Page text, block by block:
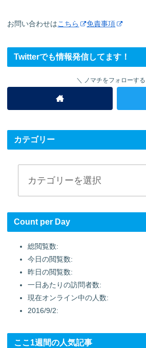
お問い合わせはこちら 免責事項
Twitterでも情報発信してます！
ノマチをフォローする
カテゴリー
Count per Day
総閲覧数:
今日の閲覧数:
昨日の閲覧数:
一日あたりの訪問者数:
現在オンライン中の人数:
2016/9/2:
ここ1週間の人気記事